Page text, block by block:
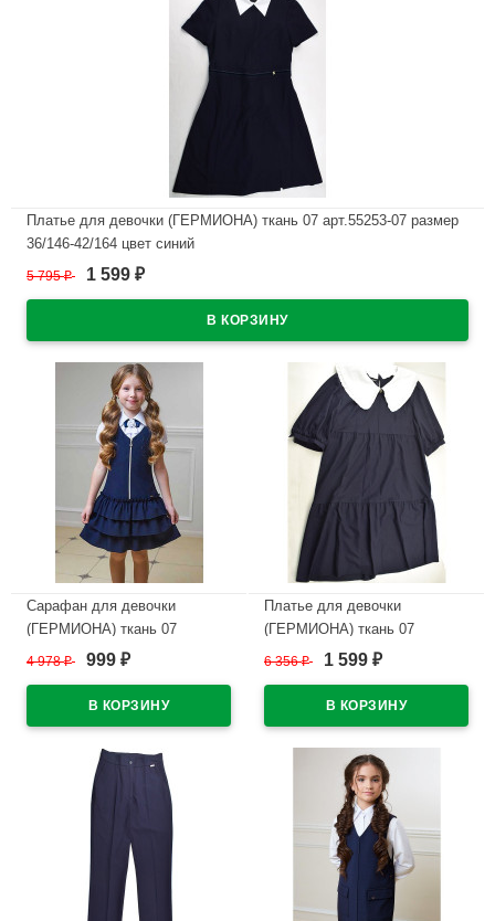
Платье для девочки (ГЕРМИОНА) ткань 07 арт.55253-07 размер
36/146-42/164 цвет синий
В наличии
5 795₽ 1 599 ₽
Сарафан для девочки
(ГЕРМИОНА) ткань 07
арт.5239-07 размер 32/134-
4 978₽ 999 ₽
Платье для девочки
(ГЕРМИОНА) ткань 07
арт.55250-07 размер 34/134-
6 356₽ 1 599 ₽